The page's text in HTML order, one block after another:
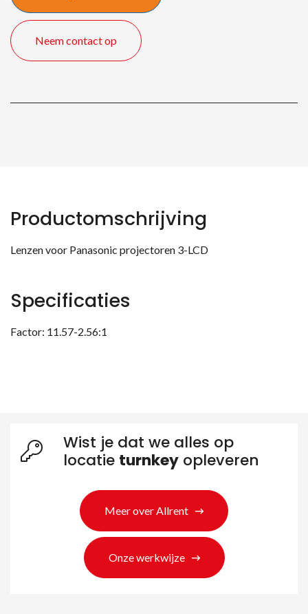
Neem contact op
Productomschrijving
Lenzen voor Panasonic projectoren 3-LCD
Specificaties
Factor: 11.57-2.56:1
Wist je dat we alles op
locatie turnkey opleveren
Meer over Allrent
Onze werkwijze